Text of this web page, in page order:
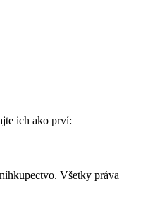
ich ako prví:
Všetky práva